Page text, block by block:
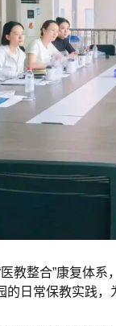
教整合”康复体
日常保教实践，